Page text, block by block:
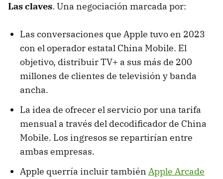
Las claves. Una negociación marcada por:
Las conversaciones que Apple tuvo en 2023
con el operador estatal China Mobile. El
objetivo, distribuir TV+ a sus más de 200
millones de clientes de televisión y banda
ancha.
La idea de ofrecer el servicio por una tarifa
mensual a través del decodificador de China
Mobile. Los ingresos se repartirían entre
ambas empresas.
Apple querría incluir también Apple Arcade